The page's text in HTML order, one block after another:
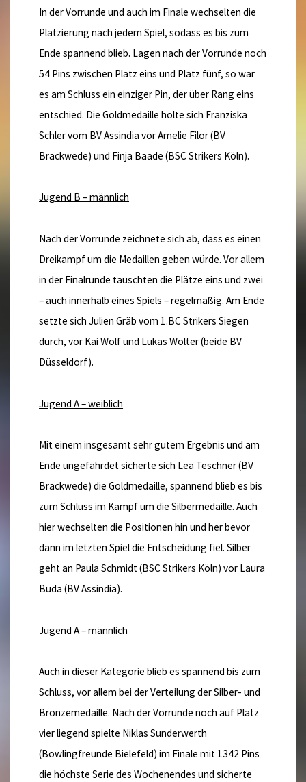
In der Vorrunde und auch im Finale wechselten die
Platzierung nach jedem Spiel, sodass es bis zum
Ende spannend blieb. Lagen nach der Vorrunde noch
54 Pins zwischen Platz eins und Platz fünf, so war
es am Schluss ein einziger Pin, der über Rang eins
entschied. Die Goldmedaille holte sich Franziska
Schler vom BV Assindia vor Amelie Filor (BV
Brackwede) und Finja Baade (BSC Strikers Köln).
Jugend B – männlich
Nach der Vorrunde zeichnete sich ab, dass es einen
Dreikampf um die Medaillen geben würde. Vor allem
in der Finalrunde tauschten die Plätze eins und zwei
– auch innerhalb eines Spiels – regelmäßig. Am Ende
setzte sich Julien Gräb vom 1.BC Strikers Siegen
durch, vor Kai Wolf und Lukas Wolter (beide BV
Düsseldorf).
Jugend A – weiblich
Mit einem insgesamt sehr gutem Ergebnis und am
Ende ungefährdet sicherte sich Lea Teschner (BV
Brackwede) die Goldmedaille, spannend blieb es bis
zum Schluss im Kampf um die Silbermedaille. Auch
hier wechselten die Positionen hin und her bevor
dann im letzten Spiel die Entscheidung fiel. Silber
geht an Paula Schmidt (BSC Strikers Köln) vor Laura
Buda (BV Assindia).
Jugend A – männlich
Auch in dieser Kategorie blieb es spannend bis zum
Schluss, vor allem bei der Verteilung der Silber- und
Bronzemedaille. Nach der Vorrunde noch auf Platz
vier liegend spielte Niklas Sunderwerth
(Bowlingfreunde Bielefeld) im Finale mit 1342 Pins
die höchste Serie des Wochenendes und sicherte